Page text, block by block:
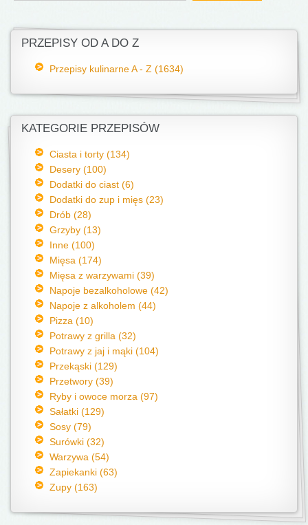
PRZEPISY OD A DO Z
Przepisy kulinarne A - Z (1634)
KATEGORIE PRZEPISÓW
Ciasta i torty (134)
Desery (100)
Dodatki do ciast (6)
Dodatki do zup i mięs (23)
Drób (28)
Grzyby (13)
Inne (100)
Mięsa (174)
Mięsa z warzywami (39)
Napoje bezalkoholowe (42)
Napoje z alkoholem (44)
Pizza (10)
Potrawy z grilla (32)
Potrawy z jaj i mąki (104)
Przekąski (129)
Przetwory (39)
Ryby i owoce morza (97)
Sałatki (129)
Sosy (79)
Surówki (32)
Warzywa (54)
Zapiekanki (63)
Zupy (163)